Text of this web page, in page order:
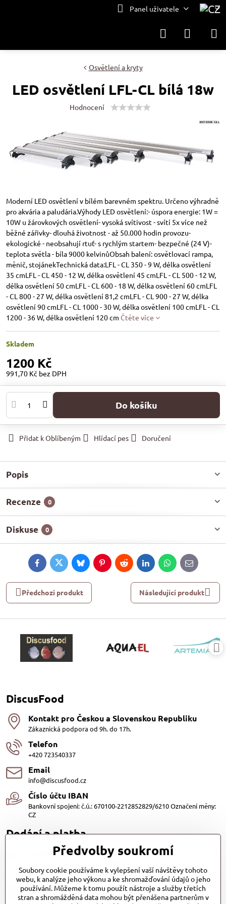
Panel uživatele
Osvětlení a kryty
LED osvětlení LFL-CL bílá 18w
Hodnocení
Moderní LED osvětlení v bílém barevném spektru. Určeno výhradně
pro akvária a paludária.Výhody LED osvětlení:- úspora energie: 1W =
10W u žárovkových osvětlení- vysoká svítivost - svítí 5x více než
běžné zářivky- dlouhá životnost - až 50.000 hodin provozu-
ekologické - neobsahují rtuť- s rychlým startem- bezpečné (24 V)-
teplota světla - bíla 9000 kelvinůObsah balení: osvětlovací rampa,
měnič, stojánekTechnická data:LFL - CL 350 - 9 W, délka osvětlení
35 cmLFL - CL 450 - 12 W, délka osvětlení 45 cmLFL - CL 500 - 12 W,
délka osvětlení 50 cmLFL - CL 600 - 18 W, délka osvětlení 60 cmLFL
- CL 800 - 27 W, délka osvětlení 81,2 cmLFL - CL 900 - 27 W, délka
osvětlení 90 cmLFL - CL 1000 - 30 W, délka osvětlení 100 cmLFL - CL
1200 - 36 W, délka osvětlení 120 cm Čtěte více
Skladem
1200 Kč
991,70 Kč bez DPH
Do košíku
Přidat k Oblíbeným Hlídací pes Doručení
Popis
Recenze 0
Diskuse 0
FacebookTwitterBlueskyPinterestRedditLinkedInWhatsApp
E-
mail
Předchozí produkt Následující produkt
DiscusFood
Kontakt pro Českou a Slovenskou Republiku
Zákaznická podpora od 9h. do 17h.
Telefon
+420 723540337
Email
info@discusfood.cz
Číslo účtu IBAN
Bankovní spojení: č.ú.: 670100-2212852829/6210 Označení měny:
CZ
Dodání a platba
Dodání
s.r.o. a Zásilkovna
Platby
Dobírkou (25,- Kč)
Předvolby soukromí
Soubory cookie používáme k vylepšení vaší návštěvy tohoto
webu, k analýze jeho výkonu a ke shromažďování údajů o jeho
používání. Můžeme k tomu použít nástroje a služby třetích
stran a shromážděná data mohou být přenášena partnerům v